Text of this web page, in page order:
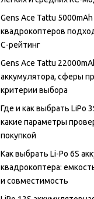
Gens Ace Tattu
квадрокоптеров
C-рейтинг
Gens Ace Tattu
аккумулятора, сферы
критерии выбора
Где и как выбрать LiPo
какие параметры
покупкой
Как выбрать Li-Po 6S
квадрокоптера:
и совместимость